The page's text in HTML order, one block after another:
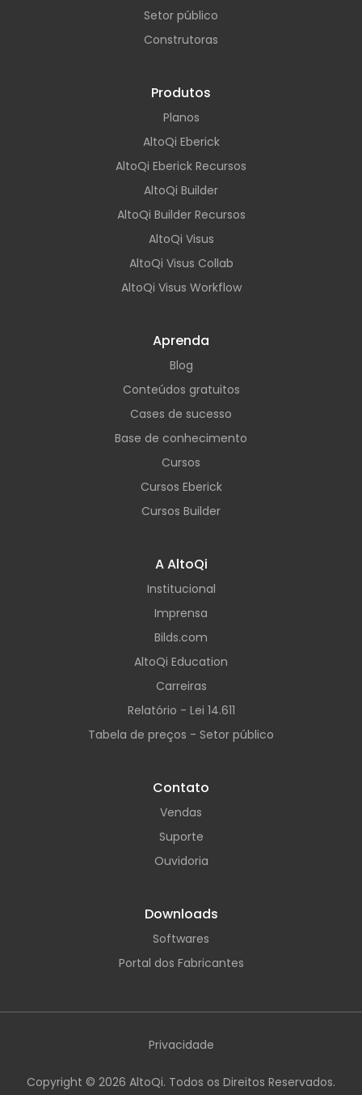
Setor público
Construtoras
Produtos
Planos
AltoQi Eberick
AltoQi Eberick Recursos
AltoQi Builder
AltoQi Builder Recursos
AltoQi Visus
AltoQi Visus Collab
AltoQi Visus Workflow
Aprenda
Blog
Conteúdos gratuitos
Cases de sucesso
Base de conhecimento
Cursos
Cursos Eberick
Cursos Builder
A AltoQi
Institucional
Imprensa
Bilds.com
AltoQi Education
Carreiras
Relatório - Lei 14.611
Tabela de preços - Setor público
Contato
Vendas
Suporte
Ouvidoria
Downloads
Softwares
Portal dos Fabricantes
Privacidade
Copyright © 2026 AltoQi. Todos os Direitos Reservados.